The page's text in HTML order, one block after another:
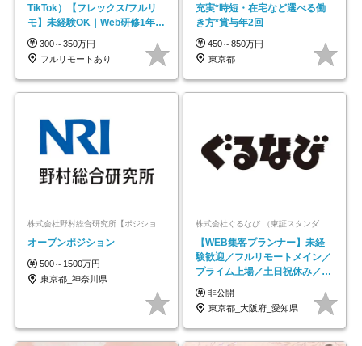
TikTok）【フレックス/フルリ
モ】未経験OK｜Web研修1年間
｜副業OK
300～350万円
フルリモートあり
充実*時短・在宅など選べる働
き方*賞与年2回
450～850万円
東京都
オープンポジション
500～1500万円
東京都_神奈川県
株式会社ぐるなび （東証スタンダード上場）
【WEB集客プランナー】未経
験歓迎／フルリモートメイン／
プライム上場／土日祝休み／東
京・大阪・名古屋
非公開
東京都_大阪府_愛知県